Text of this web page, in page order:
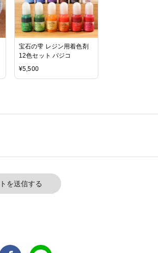
宝石の雫 レジン用着色剤
12色セット パジコ
¥5,500
を送信する